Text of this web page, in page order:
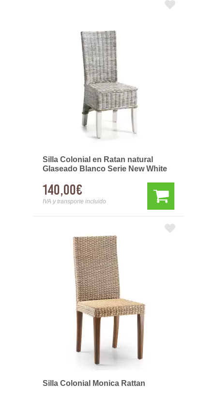
Silla Colonial en Ratan natural
Glaseado Blanco Serie New White
140,00€
IVA y transporte incluido
Silla Colonial Monica Rattan